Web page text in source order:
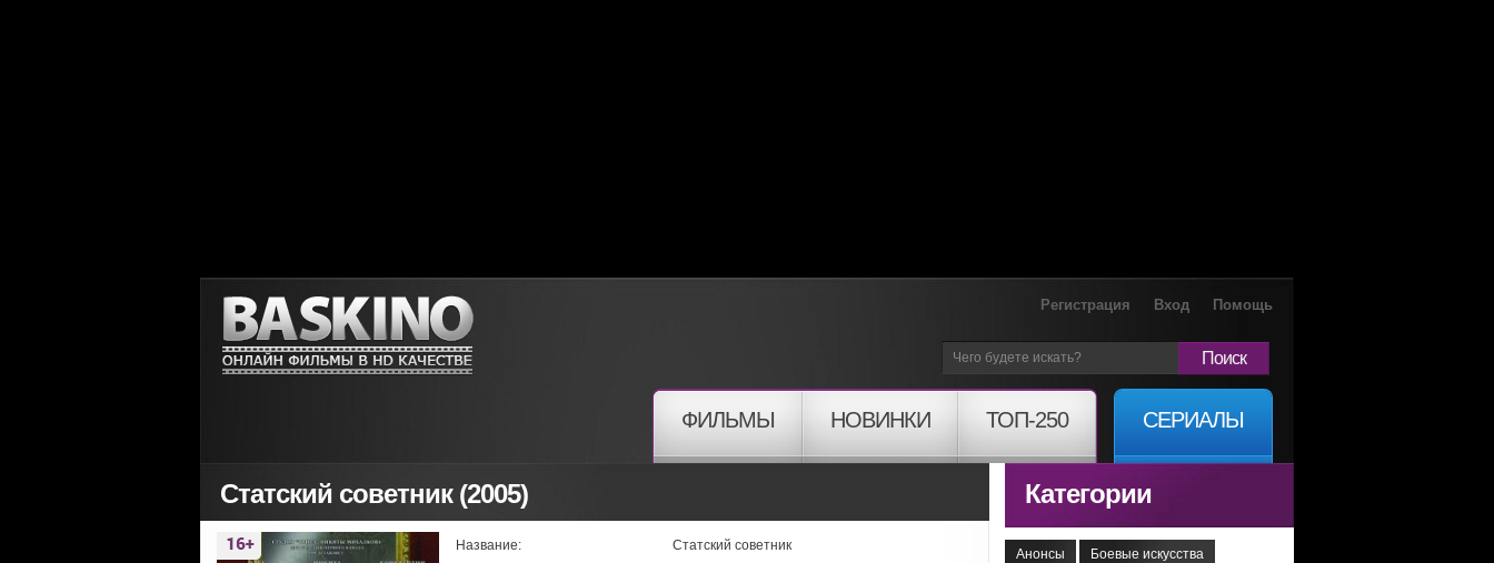
Регистрация Вход Помощь
Поиск
ФИЛЬМЫ НОВИНКИ ТОП-250 СЕРИАЛЫ
Статский советник (2005)
Название:
Статский советник
Категории
Анонсы Боевые искусства